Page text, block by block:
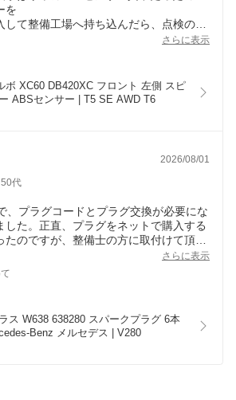
を
て整備工場へ持ち込んだら、点検の結
急遽フロント左右セットを追加で注文
ため、整備工場からiPhoneで注文を掛け
が入力されていなかったようで家に戻
定
保留して翌日適応品を発送して頂きまし
は
こちらのショップのように廉価で入手出
さらに表示
ボ XC60 DB420XC フロント 左側 スピ
ABSセンサー | T5 SE AWD T6
2026/08/01
50代
、プラグコードとプラグ交換が必要にな
した。正直、プラグをネットで購入する
たのですが、整備士の方に取付けて頂
確認してもらい車検も終了しました。エ
り、とても爽やかです。今度は、予備
さらに表示
ス W638 638280 スパークプラグ 6本
Benz メルセデス | V280